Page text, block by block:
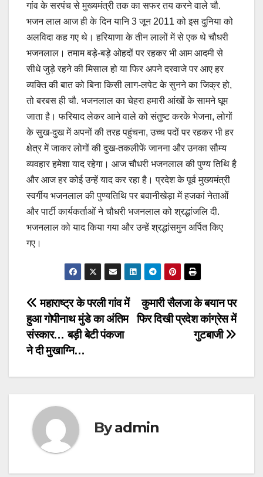
गांव के सरपंच से मुख्यमंत्री तक का सफर तय करने वाले चौ.
भजन लाल आज ही के दिन यानि 3 जून 2011 को इस दुनिया को
अलविदा कह गए थे। हरियाणा के तीन लालों में से एक थे चौधरी
भजनलाल। तमाम बड़े-बड़े ओहदों पर रहकर भी आम आदमी से
सीधे जुड़े रहने की मिसाल हो या फिर अपने दरवाजे पर आए हर
व्यक्ति की बात को बिना किसी लाग-लपेट के सुनने का जिक्र हो,
तो बरबस ही चौ. भजनलाल का चेहरा हमारी आंखों के सामने घूम
जाता है। फरियाद लेकर आने वाले को संतुष्ट करके भेजना, लोगों
के सुख-दुख में अपनों की तरह पहुंचना, उच्च पदों पर रहकर भी हर
क्षेत्र में जाकर लोगों की दुख-तकलीफें जानना और उनका सौम्य
व्यवहार हमेशा याद रहेगा। आज चौधरी भजनलाल की पुण्य तिथि है
और आज हर कोई उन्हें याद कर रहा है। प्रदेश के पूर्व मुख्यमंत्री
स्वर्गीय भजनलाल की पुण्यतिथि पर बवानीखेड़ा में हजकां नेताओं
और पार्टी कार्यकर्ताओं ने चौधरी भजनलाल को श्रद्धांजलि दी.
भजनलाल को याद किया गया और उन्हें श्रद्धांसमुन अर्पित किए
गए।
Post
navigation
कुमारी सैलजा के बयान पर
फिर दिखी प्रदेश कांग्रेस में
गुटबाजी
महाराष्ट्र के परली गांव में
हुआ गोपीनाथ मुंडे का अंतिम
संस्कार… बड़ी बेटी पंकजा
ने दी मुखाग्नि…
Byadmin